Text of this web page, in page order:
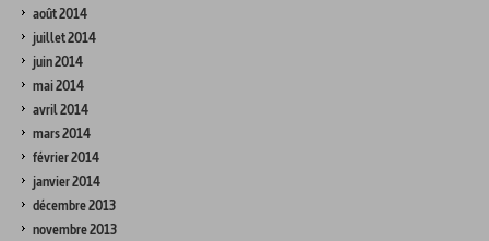
août 2014
juillet 2014
juin 2014
mai 2014
avril 2014
mars 2014
février 2014
janvier 2014
décembre 2013
novembre 2013